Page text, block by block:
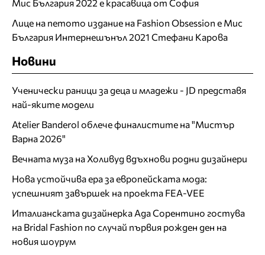
Мис България 2022 е красавица от София
Лице на петото издание на Fashion Obsession е Мис
България Интернешънъл 2021 Стефани Карова
Новини
Ученически раници за деца и младежи - JD представя
най-яките модели
Atelier Banderol облече финалистите на "Мистър
Варна 2026"
Вечната муза на Холивуд вдъхнови родни дизайнери
Нова устойчива ера за европейската мода:
успешният завършек на проекта FEA-VEE
Италианската дизайнерка Ада Сорентино гостува
на Bridal Fashion по случай първия рожден ден на
новия шоурум